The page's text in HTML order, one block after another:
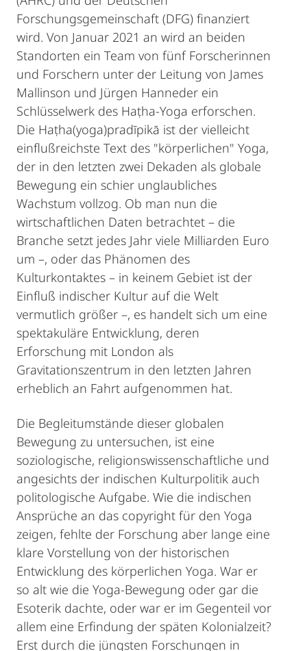
Forschungsgemeinschaft (DFG) finanziert
wird. Von Januar 2021 an wird an beiden
Standorten ein Team von fünf Forscherinnen
und Forschern unter der Leitung von James
Mallinson und Jürgen Hanneder ein
Schlüsselwerk des Haṭha-Yoga erforschen.
Die Haṭha(yoga)pradīpikā ist der vielleicht
einflußreichste Text des "körperlichen" Yoga,
der in den letzten zwei Dekaden als globale
Bewegung ein schier unglaubliches
Wachstum vollzog. Ob man nun die
wirtschaftlichen Daten betrachtet – die
Branche setzt jedes Jahr viele Milliarden Euro
um –, oder das Phänomen des
Kulturkontaktes – in keinem Gebiet ist der
Einfluß indischer Kultur auf die Welt
vermutlich größer –, es handelt sich um eine
spektakuläre Entwicklung, deren
Erforschung mit London als
Gravitationszentrum in den letzten Jahren
erheblich an Fahrt aufgenommen hat.
Die Begleitumstände dieser globalen
Bewegung zu untersuchen, ist eine
soziologische, religionswissenschaftliche und
angesichts der indischen Kulturpolitik auch
politologische Aufgabe. Wie die indischen
Ansprüche an das copyright für den Yoga
zeigen, fehlte der Forschung aber lange eine
klare Vorstellung von der historischen
Entwicklung des körperlichen Yoga. War er
so alt wie die Yoga-Bewegung oder gar die
Esoterik dachte, oder war er im Gegenteil vor
allem eine Erfindung der späten Kolonialzeit?
Erst durch die jüngsten Forschungen in